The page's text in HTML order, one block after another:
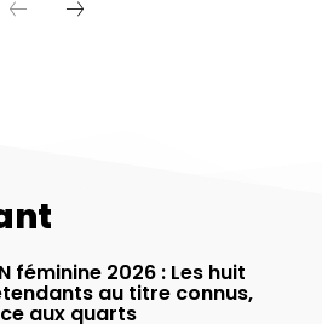
féminine 2026 : Les huit
au titre connus,
aux quarts